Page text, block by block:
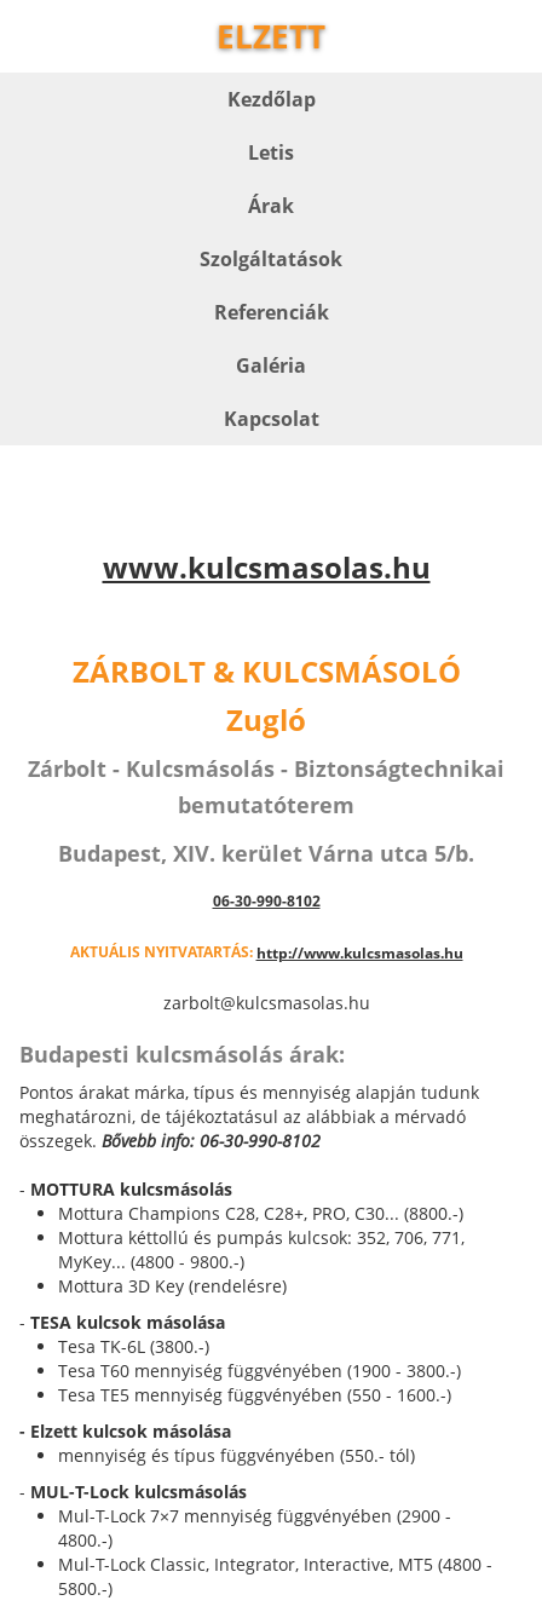
ELZETT
Kezdőlap
Letis
Árak
Szolgáltatások
Referenciák
Galéria
Kapcsolat
www.kulcsmasolas.hu
ZÁRBOLT & KULCSMÁSOLÓ
Zugló
Zárbolt - Kulcsmásolás - Biztonságtechnikai
bemutatóterem
Budapest, XIV. kerület Várna utca 5/b.
06-30-990-8102
AKTUÁLIS NYITVATARTÁS: http://www.kulcsmasolas.hu
zarbolt@kulcsmasolas.hu
Budapesti kulcsmásolás árak:
Pontos árakat márka, típus és mennyiség alapján tudunk
meghatározni, de tájékoztatásul az alábbiak a mérvadó
összegek. Bővebb info: 06-30-990-8102
- MOTTURA kulcsmásolás
Mottura Champions C28, C28+, PRO, C30... (8800.-)
Mottura kéttollú és pumpás kulcsok: 352, 706, 771,
MyKey... (4800 - 9800.-)
Mottura 3D Key (rendelésre)
- TESA kulcsok másolása
Tesa TK-6L (3800.-)
Tesa T60 mennyiség függvényében (1900 - 3800.-)
Tesa TE5 mennyiség függvényében (550 - 1600.-)
- Elzett kulcsok másolása
mennyiség és típus függvényében (550.- tól)
- MUL-T-Lock kulcsmásolás
Mul-T-Lock 7×7 mennyiség függvényében (2900 -
4800.-)
Mul-T-Lock Classic, Integrator, Interactive, MT5 (4800 -
5800.-)